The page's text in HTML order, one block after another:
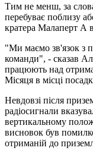
Тим не менш, за
перебуває поблизу
кратера Малаперт А
"Ми маємо зв'язок з
команди", - сказав
працюють над
Місяця в місці
Невдовзі після
радіосигнали
вертикальному
висновок був
отриманій до